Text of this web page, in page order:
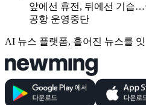
앞에선 휴전, 뒤에선 기습
공항 운영중단
AI 뉴스 플랫폼, 흩어진 뉴스를